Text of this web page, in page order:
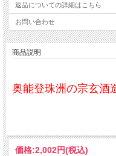
返品についての詳細はこちら
お問い合わせ
商品説明
奥能登珠洲の宗玄酒
価格:2,002円(税込)